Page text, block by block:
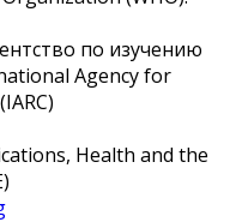
по изучению
Agency for
Health and the